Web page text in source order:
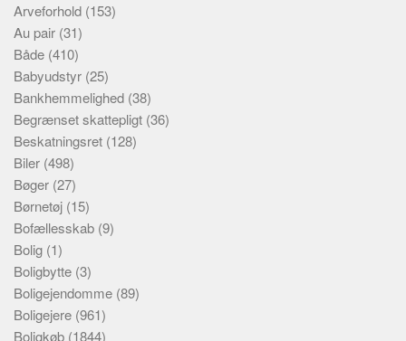
Arveforhold (153)
Au pair (31)
Både (410)
Babyudstyr (25)
Bankhemmelighed (38)
Begrænset skattepligt (36)
Beskatningsret (128)
Biler (498)
Bøger (27)
Børnetøj (15)
Bofællesskab (9)
Bolig (1)
Boligbytte (3)
Boligejendomme (89)
Boligejere (961)
Boligkøb (1844)